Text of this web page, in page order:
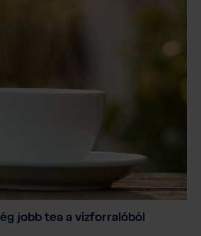
jobb tea a vízforralóból